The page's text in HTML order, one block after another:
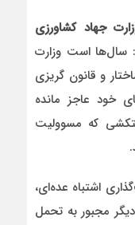
جهاد کشاورزی
سال‌ها است وزارت
و قانون گریزی
خود عاجز مانده
که مسوولیت
اشتباه عده‌ای،
مجبور به تحمل